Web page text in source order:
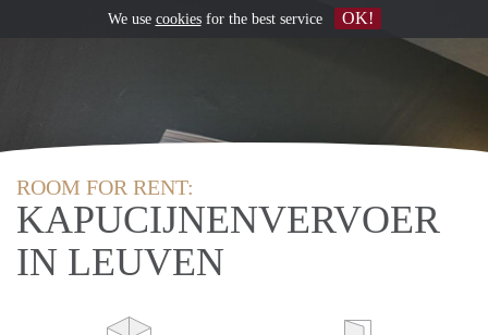
ROOM FOR RENT:
KAPUCIJNENVERVOER
IN LEUVEN
We use cookiesfor the best service OK!